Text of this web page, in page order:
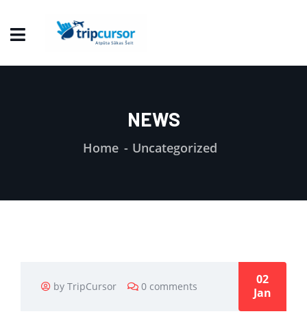
NEWS
Home Uncategorized
by TripCursor 0 comments
02
Jan